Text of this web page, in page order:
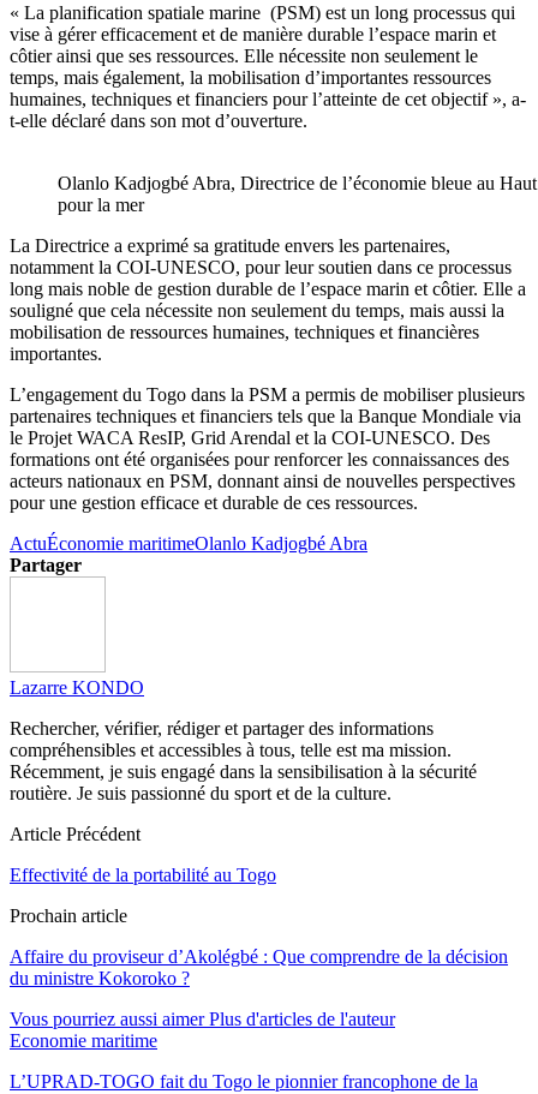
« La planification spatiale marine (PSM) est un long processus qui
vise à gérer efficacement et de manière durable l’espace marin et
côtier ainsi que ses ressources. Elle nécessite non seulement le
temps, mais également, la mobilisation d’importantes ressources
humaines, techniques et financiers pour l’atteinte de cet objectif », a-
t-elle déclaré dans son mot d’ouverture.
Olanlo Kadjogbé Abra, Directrice de l’économie bleue au
pour la mer
La Directrice a exprimé sa gratitude envers les partenaires,
notamment la COI-UNESCO, pour leur soutien dans ce processus
long mais noble de gestion durable de l’espace marin et côtier. Elle a
souligné que cela nécessite non seulement du temps, mais aussi la
mobilisation de ressources humaines, techniques et financières
importantes.
L’engagement du Togo dans la PSM a permis de mobiliser plusieurs
partenaires techniques et financiers tels que la Banque Mondiale via
le Projet WACA ResIP, Grid Arendal et la COI-UNESCO. Des
formations ont été organisées pour renforcer les connaissances des
acteurs nationaux en PSM, donnant ainsi de nouvelles perspectives
pour une gestion efficace et durable de ces ressources.
ActuÉconomie maritimeOlanlo Kadjogbé Abra
Partager
Lazarre KONDO
Rechercher, vérifier, rédiger et partager des informations
compréhensibles et accessibles à tous, telle est ma mission.
Récemment, je suis engagé dans la sensibilisation à la sécurité
routière. Je suis passionné du sport et de la culture.
Article Précédent
Effectivité de la portabilité au Togo
Prochain article
Affaire du proviseur d’Akolégbé : Que comprendre de la décision
du ministre Kokoroko ?
Vous pourriez aussi aimer Plus d'articles de l'auteur
Economie maritime
L’UPRAD-TOGO fait du Togo le pionnier francophone de la